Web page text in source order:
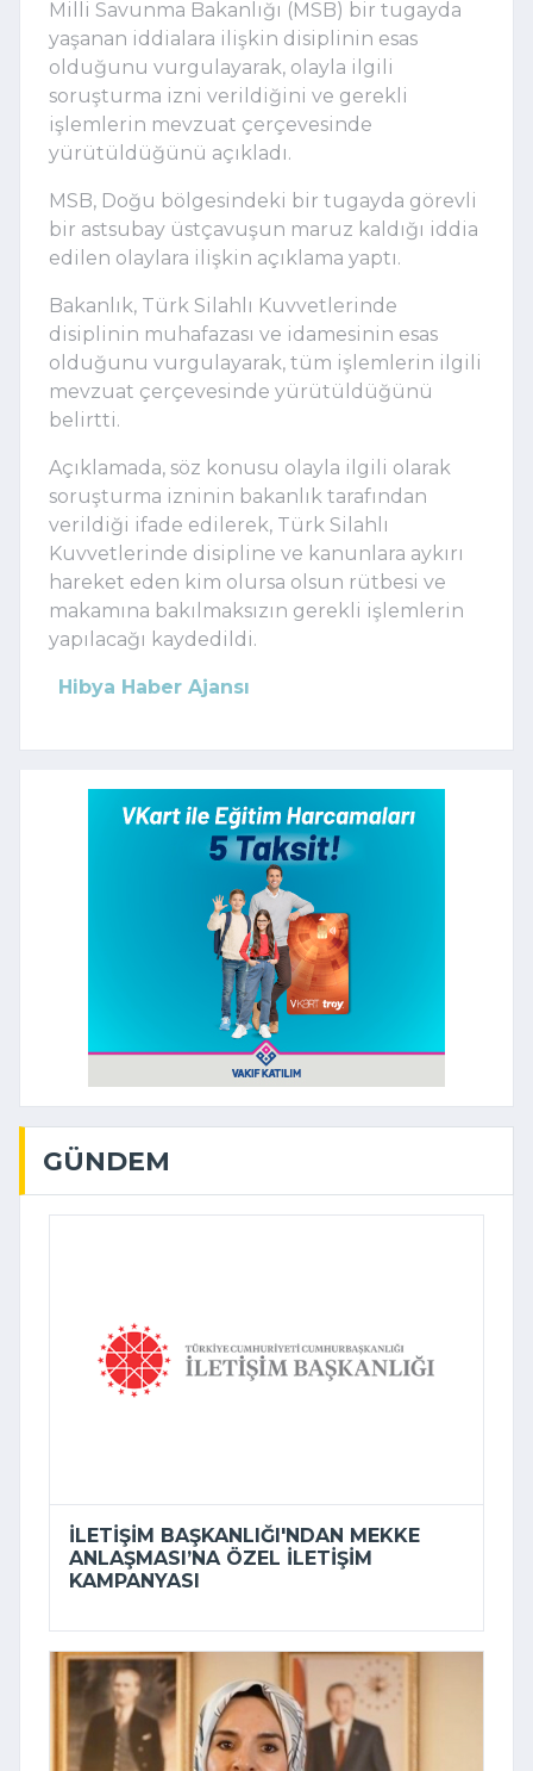
Milli Savunma Bakanlığı (MSB) bir tugayda
yaşanan iddialara ilişkin disiplinin esas
olduğunu vurgulayarak, olayla ilgili
soruşturma izni verildiğini ve gerekli
işlemlerin mevzuat çerçevesinde
yürütüldüğünü açıkladı.
MSB, Doğu bölgesindeki bir tugayda görevli
bir astsubay üstçavuşun maruz kaldığı iddia
edilen olaylara ilişkin açıklama yaptı.
Bakanlık, Türk Silahlı Kuvvetlerinde
disiplinin muhafazası ve idamesinin esas
olduğunu vurgulayarak, tüm işlemlerin ilgili
mevzuat çerçevesinde yürütüldüğünü
belirtti.
Açıklamada, söz konusu olayla ilgili olarak
soruşturma izninin bakanlık tarafından
verildiği ifade edilerek, Türk Silahlı
Kuvvetlerinde disipline ve kanunlara aykırı
hareket eden kim olursa olsun rütbesi ve
makamına bakılmaksızın gerekli işlemlerin
yapılacağı kaydedildi.
Hibya Haber Ajansı
GÜNDEM
İLETIŞIM BAŞKANLIĞI'NDAN MEKKE
ANLAŞMASI’NA ÖZEL ILETIŞIM
KAMPANYASI